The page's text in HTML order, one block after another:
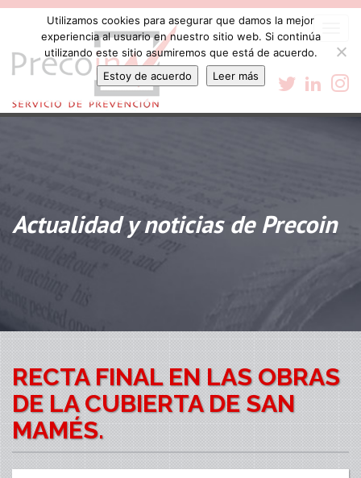
Actualidad y noticias de Precoin
RECTA FINAL EN LAS OBRAS
DE LA CUBIERTA DE SAN
MAMÉS.
Utilizamos cookies para asegurar que damos la mejor
experiencia al usuario en nuestro sitio web. Si continúa
utilizando este sitio asumiremos que está de acuerdo.
Estoy de acuerdo
Leer más